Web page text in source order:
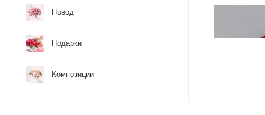
Повод
Подарки
Композиции